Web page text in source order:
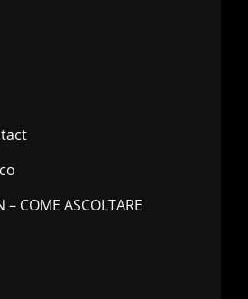
– COME ASCOLTARE